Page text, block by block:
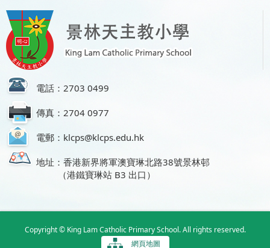
電話：2703 0499
傳真：2704 0977
電郵：klcps@klcps.edu.hk
地址：香港新界將軍澳寶琳北路38號景林邨
（港鐵寶琳站 B3 出口）
Copyright © King Lam Catholic Primary School. All rights reserved.
網頁地圖